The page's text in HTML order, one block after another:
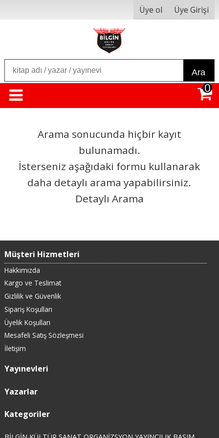
Üye ol Üye Girişi
Ara
0
Arama sonucunda hiçbir kayıt
bulunamadı.
İsterseniz aşağıdaki formu kullanarak
daha detaylı arama yapabilirsiniz.
Detaylı Arama
Müşteri Hizmetleri
Hakkımızda
Kargo ve Teslimat
Gizlilik ve Güvenlik
Sipariş Koşulları
Üyelik Koşulları
Mesafeli Satış Sözleşmesi
İletişim
Yayınevleri
Yazarlar
Kategoriler